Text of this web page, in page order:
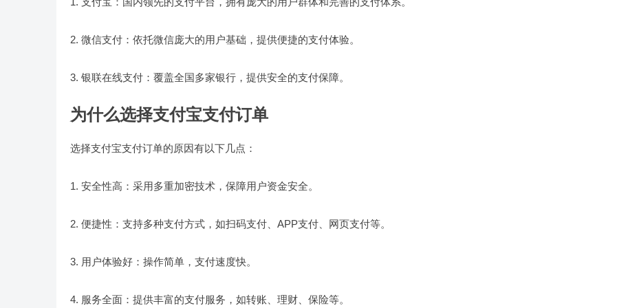
2. 微信支付：依托微信庞大的用户基础，提供便捷的支付体验。
3. 银联在线支付：覆盖全国多家银行，提供安全的支付保障。
为什么选择支付宝支付订单
选择支付宝支付订单的原因有以下几点：
1. 安全性高：采用多重加密技术，保障用户资金安全。
2. 便捷性：支持多种支付方式，如扫码支付、APP支付、网页支付等。
3. 用户体验好：操作简单，支付速度快。
4. 服务全面：提供丰富的支付服务，如转账、理财、保险等。